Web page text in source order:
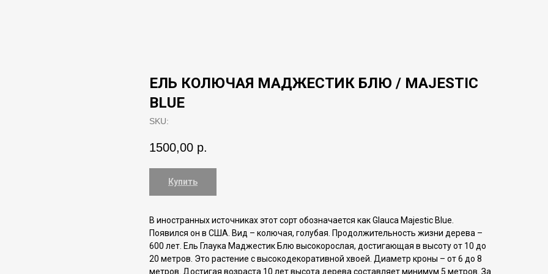
ЕЛЬ КОЛЮЧАЯ МАДЖЕСТИК БЛЮ / MAJESTIC
BLUE
SKU:
1500,00 р.
Купить
В иностранных источниках этот сорт обозначается как Glauca Majestic Blue.
Появился он в США. Вид – колючая, голубая. Продолжительность жизни дерева –
600 лет. Ель Глаука Маджестик Блю высокорослая, достигающая в высоту от 10 до
20 метров. Это растение с высокодекоративной хвоей. Диаметр кроны – от 6 до 8
метров. Достигая возраста 10 лет высота дерева составляет минимум 5 метров. За